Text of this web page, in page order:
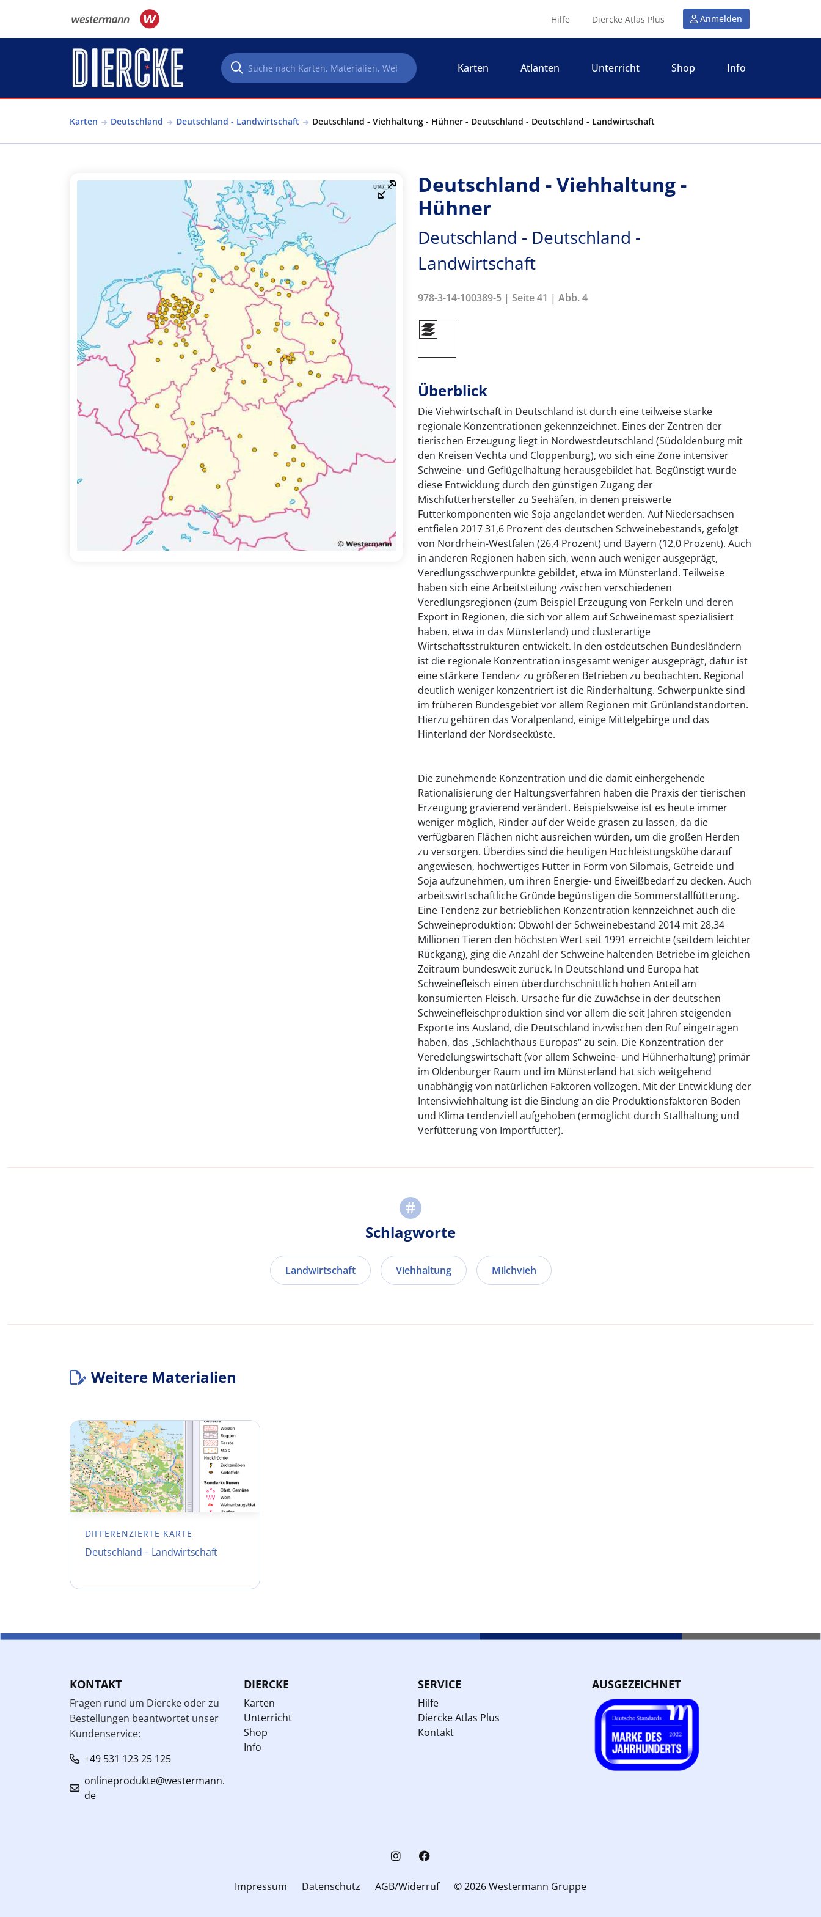
Hilfe Diercke Atlas Plus Anmelden
Karten Atlanten Unterricht Shop Info
Karten Deutschland Deutschland - Landwirtschaft Deutschland - Viehhaltung - Hühner - Deutschland - Deutschland - Landwirtschaft
Deutschland - Viehhaltung -
Hühner
Deutschland - Deutschland -
Landwirtschaft
978-3-14-100389-5 | Seite 41 | Abb. 4
Überblick
Die Viehwirtschaft in Deutschland ist durch eine teilweise starke
regionale Konzentrationen gekennzeichnet. Eines der Zentren der
tierischen Erzeugung liegt in Nordwestdeutschland (Südoldenburg mit
den Kreisen Vechta und Cloppenburg), wo sich eine Zone intensiver
Schweine- und Geflügelhaltung herausgebildet hat. Begünstigt wurde
diese Entwicklung durch den günstigen Zugang der
Mischfutterhersteller zu Seehäfen, in denen preiswerte
Futterkomponenten wie Soja angelandet werden. Auf Niedersachsen
entfielen 2017 31,6 Prozent des deutschen Schweinebestands, gefolgt
von Nordrhein-Westfalen (26,4 Prozent) und Bayern (12,0 Prozent). Auch
in anderen Regionen haben sich, wenn auch weniger ausgeprägt,
Veredlungsschwerpunkte gebildet, etwa im Münsterland. Teilweise
haben sich eine Arbeitsteilung zwischen verschiedenen
Veredlungsregionen (zum Beispiel Erzeugung von Ferkeln und deren
Export in Regionen, die sich vor allem auf Schweinemast spezialisiert
haben, etwa in das Münsterland) und clusterartige
Wirtschaftsstrukturen entwickelt. In den ostdeutschen Bundesländern
ist die regionale Konzentration insgesamt weniger ausgeprägt, dafür ist
eine stärkere Tendenz zu größeren Betrieben zu beobachten. Regional
deutlich weniger konzentriert ist die Rinderhaltung. Schwerpunkte sind
im früheren Bundesgebiet vor allem Regionen mit Grünlandstandorten.
Hierzu gehören das Voralpenland, einige Mittelgebirge und das
Hinterland der Nordseeküste.
Die zunehmende Konzentration und die damit einhergehende
Rationalisierung der Haltungsverfahren haben die Praxis der tierischen
Erzeugung gravierend verändert. Beispielsweise ist es heute immer
weniger möglich, Rinder auf der Weide grasen zu lassen, da die
verfügbaren Flächen nicht ausreichen würden, um die großen Herden
zu versorgen. Überdies sind die heutigen Hochleistungskühe darauf
angewiesen, hochwertiges Futter in Form von Silomais, Getreide und
Soja aufzunehmen, um ihren Energie- und Eiweißbedarf zu decken. Auch
arbeitswirtschaftliche Gründe begünstigen die Sommerstallfütterung.
Eine Tendenz zur betrieblichen Konzentration kennzeichnet auch die
Schweineproduktion: Obwohl der Schweinebestand 2014 mit 28,34
Millionen Tieren den höchsten Wert seit 1991 erreichte (seitdem leichter
Rückgang), ging die Anzahl der Schweine haltenden Betriebe im gleichen
Zeitraum bundesweit zurück. In Deutschland und Europa hat
Schweinefleisch einen überdurchschnittlich hohen Anteil am
konsumierten Fleisch. Ursache für die Zuwächse in der deutschen
Schweinefleischproduktion sind vor allem die seit Jahren steigenden
Exporte ins Ausland, die Deutschland inzwischen den Ruf eingetragen
haben, das „Schlachthaus Europas“ zu sein. Die Konzentration der
Veredelungswirtschaft (vor allem Schweine- und Hühnerhaltung) primär
im Oldenburger Raum und im Münsterland hat sich weitgehend
unabhängig von natürlichen Faktoren vollzogen. Mit der Entwicklung der
Intensivviehhaltung ist die Bindung an die Produktionsfaktoren Boden
und Klima tendenziell aufgehoben (ermöglicht durch Stallhaltung und
Verfütterung von Importfutter).
Schlagworte
Landwirtschaft Viehhaltung Milchvieh
Weitere Materialien
DIFFERENZIERTE KARTE
Deutschland – Landwirtschaft
KONTAKT
Fragen rund um Diercke oder zu
Bestellungen beantwortet unser
Kundenservice:
+49 531 123 25 125
onlineprodukte@westermann.
de
DIERCKE
Karten
Unterricht
Shop
Info
SERVICE
Hilfe
Diercke Atlas Plus
Kontakt
AUSGEZEICHNET
Impressum Datenschutz AGB/Widerruf © 2026 Westermann Gruppe